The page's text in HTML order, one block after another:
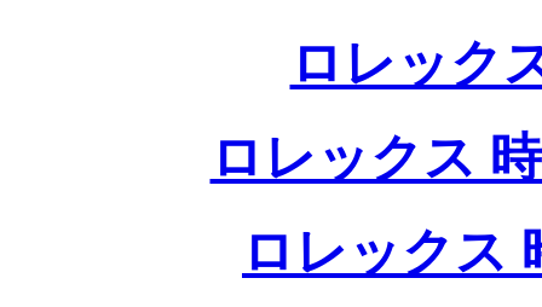
ロレック
ロレックス
ロレックス